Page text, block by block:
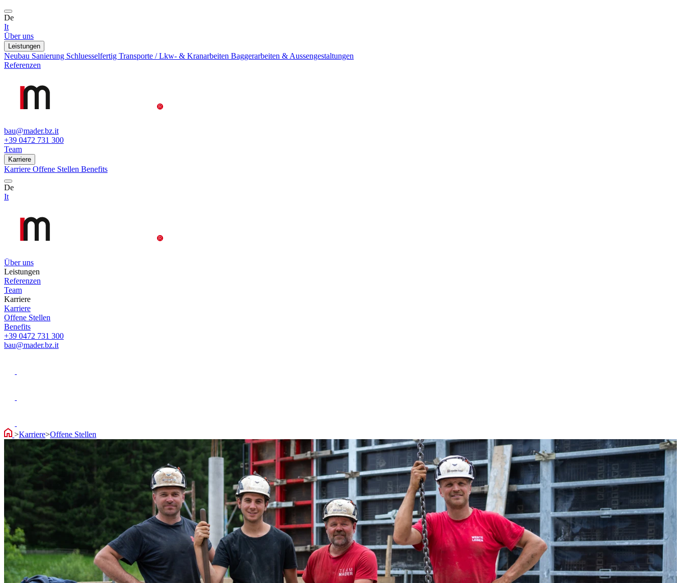
De
It
Über uns
Leistungen
Neubau Sanierung Schluesselfertig Transporte / Lkw- & Kranarbeiten Baggerarbeiten & Aussengestaltungen
Referenzen
bau@mader.bz.it
+39 0472 731 300
Team
Karriere
Karriere Offene Stellen Benefits
De
It
Über uns
Leistungen
Referenzen
Team
Karriere
Karriere
Offene Stellen
Benefits
+39 0472 731 300
bau@mader.bz.it
>Karriere>Offene Stellen